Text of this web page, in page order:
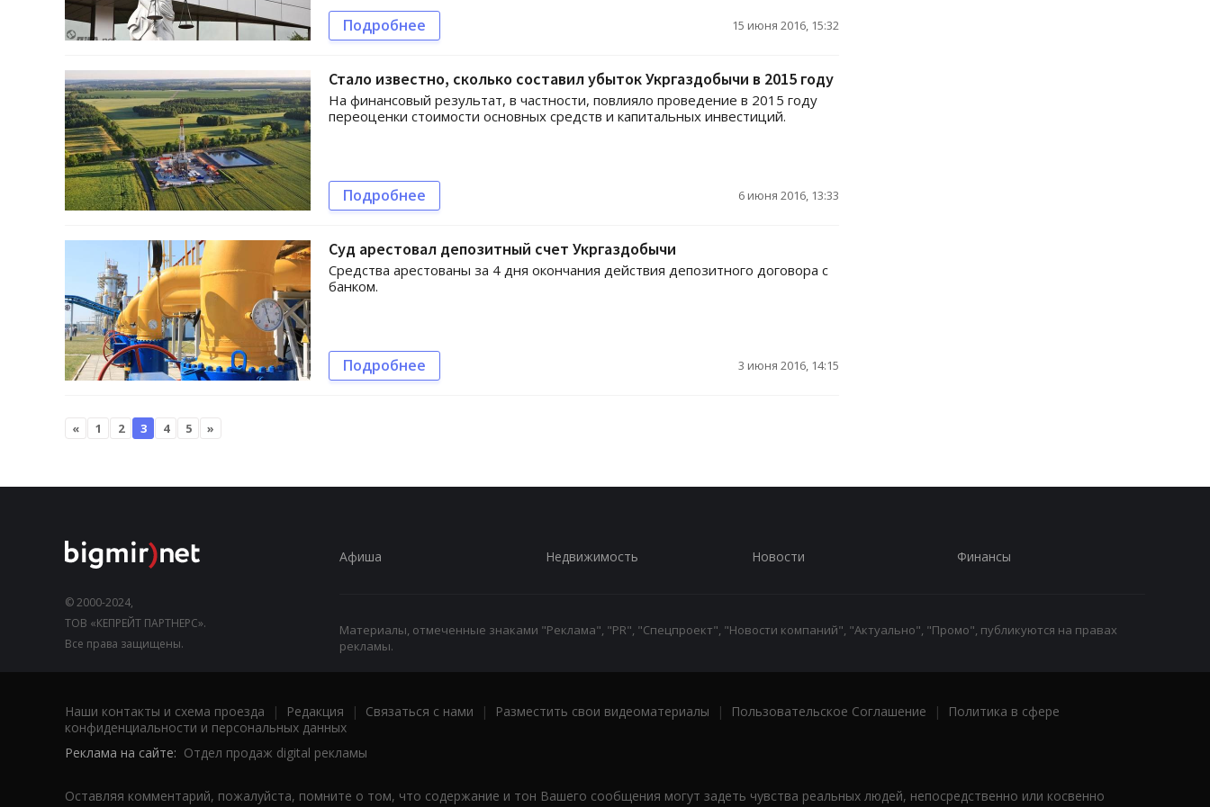
Подробнее 15 июня 2016, 15:32
Стало известно, сколько составил убыток Укргаздобычи в 2015 году
На финансовый результат, в частности, повлияло проведение в 2015 году
переоценки стоимости основных средств и капитальных инвестиций.
Подробнее 6 июня 2016, 13:33
Суд арестовал депозитный счет Укргаздобычи
Средства арестованы за 4 дня окончания действия депозитного договора с
банком.
Подробнее 3 июня 2016, 14:15
« 1 2 3 4 5 »
© 2000-2024,
ТОВ «КЕПРЕЙТ ПАРТНЕРС».
Все права защищены.
Афиша Недвижимость Новости Финансы
Материалы, отмеченные знаками "Реклама", "PR", "Спецпроект", "Новости компаний", "Актуально", "Промо", публикуются на правах
рекламы.
Наши контакты и схема проезда | Редакция | Связаться с нами | Разместить свои видеоматериалы | Пользовательское Соглашение |
Политика в сфере
конфиденциальности и персональных данных
Реклама на сайте: Отдел продаж digital рекламы
Оставляя комментарий, пожалуйста, помните о том, что содержание и тон Вашего сообщения могут задеть чувства реальных людей, непосредственно или косвенно